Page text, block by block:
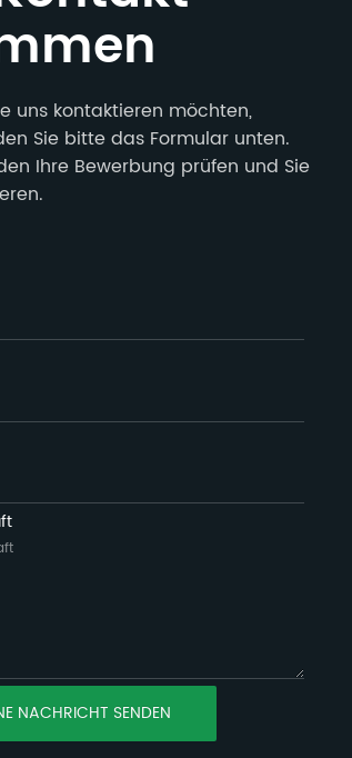
uns kontaktieren möchten,
Sie bitte das Formular unten.
Ihre Bewerbung prüfen und Sie
NACHRICHT SENDEN